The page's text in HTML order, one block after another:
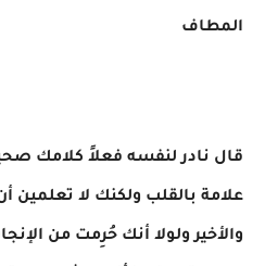
المطاف
قال نادر لنفسه فعلاً كلامك
علامة بالقلب ولكنك لا تعلمين
والأخير ولولا أنك حُرِمت من